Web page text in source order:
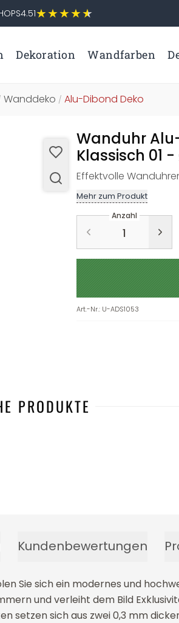
4.51
Dekoration Wandfarben
Wanddeko / Alu-Dibond Deko
Wanduhr
Klassisch 01
Effektvolle
Mehr zum Produkt
Anzahl
Art.-Nr.: U-ADS1053
PRODUKTE
Kundenbewertungen
Sie sich ein modernes und
und verleiht dem Bild
setzen sich aus zwei 0,3 mm